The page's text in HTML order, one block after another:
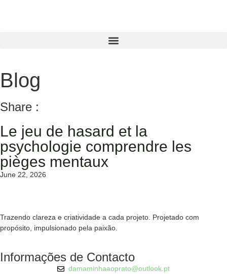
Blog
Share :
Le jeu de hasard et la
psychologie comprendre les
pièges mentaux
June 22, 2026
Trazendo clareza e criatividade a cada projeto. Projetado com
propósito, impulsionado pela paixão.
Informações de Contacto
damaminhaaoprato@outlook.pt